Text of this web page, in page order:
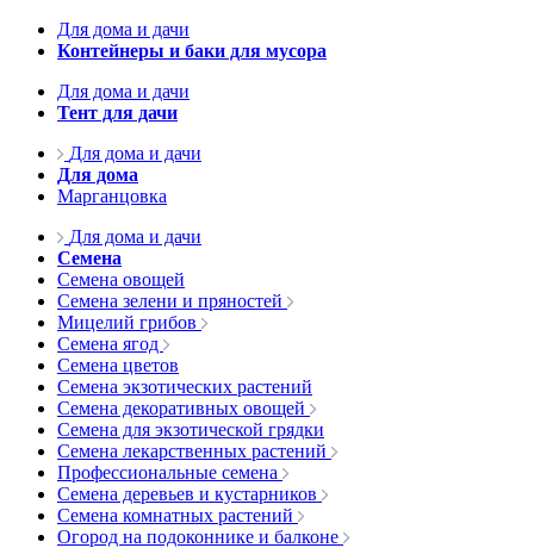
Для дома и дачи
Контейнеры и баки для мусора
Для дома и дачи
Тент для дачи
Для дома и дачи
Для дома
Марганцовка
Для дома и дачи
Семена
Семена овощей
Семена зелени и пряностей
Мицелий грибов
Семена ягод
Семена цветов
Семена экзотических растений
Семена декоративных овощей
Семена для экзотической грядки
Семена лекарственных растений
Профессиональные семена
Семена деревьев и кустарников
Семена комнатных растений
Огород на подоконнике и балконе